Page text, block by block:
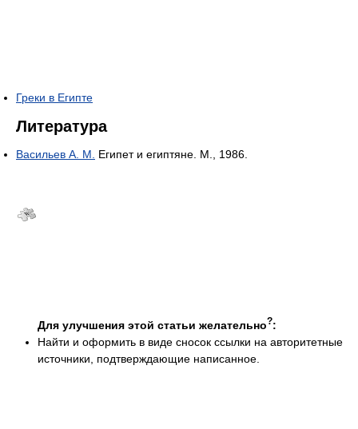
Греки в Египте
Литература
Васильев А. М. Египет и египтяне. М., 1986.
Для улучшения этой статьи желательно?:
Найти и оформить в виде сносок ссылки на авторитетные
источники, подтверждающие написанное.